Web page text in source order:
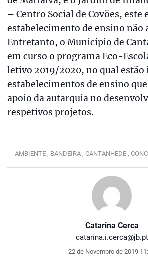
Catarina Cerca
catarina.i.cerca@jb.pt
22 de Novembro de 2019
– Centro Social de Covões, este
estabelecimento de ensino não
Entretanto, o Município de
em curso o programa Eco-
letivo 2019/2020, no qual estão
estabelecimentos de ensino
apoio da autarquia no
respetivos projetos.
AMBIENTE , BANDEIRA , CANTANHEDE ,